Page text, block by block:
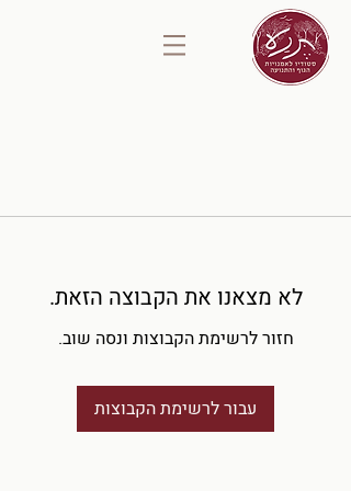
לא מצאנו את הקבוצה הזאת.
חזור לרשימת הקבוצות ונסה שוב.
עבור לרשימת הקבוצות